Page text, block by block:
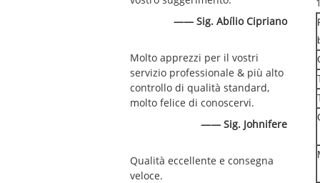
—— Sig. Abílio Cipriano
Molto apprezzi per il vostri
servizio professionale & più alto
controllo di qualità standard,
molto felice di conoscervi.
—— Sig. Johnifere
Qualità eccellente e consegna
veloce.